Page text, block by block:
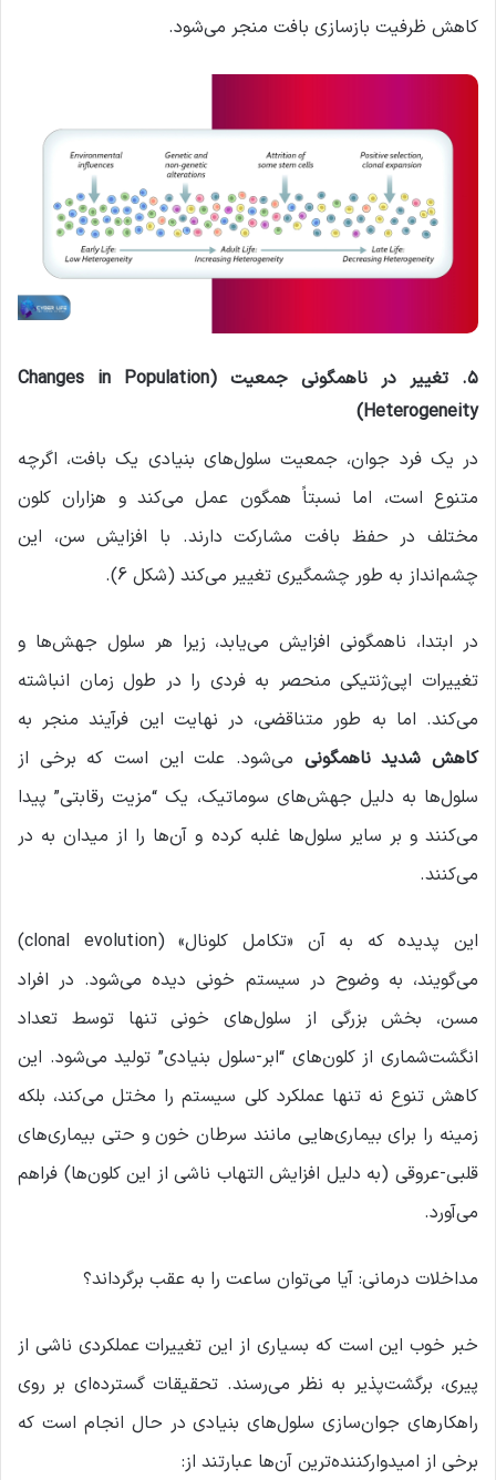
کاهش ظرفیت بازسازی بافت منجر می‌شود.
۵. تغییر در ناهمگونی جمعیت (Changes in Population
Heterogeneity)
در یک فرد جوان، جمعیت سلول‌های بنیادی یک بافت، اگرچه
متنوع است، اما نسبتاً همگون عمل می‌کند و هزاران کلون
مختلف در حفظ بافت مشارکت دارند. با افزایش سن، این
چشم‌انداز به طور چشمگیری تغییر می‌کند (شکل 6).
در ابتدا، ناهمگونی افزایش می‌یابد، زیرا هر سلول جهش‌ها و
تغییرات اپی‌ژنتیکی منحصر به فردی را در طول زمان انباشته
می‌کند. اما به طور متناقضی، در نهایت این فرآیند منجر به
کاهش شدید ناهمگونی می‌شود. علت این است که برخی از
سلول‌ها به دلیل جهش‌های سوماتیک، یک “مزیت رقابتی” پیدا
می‌کنند و بر سایر سلول‌ها غلبه کرده و آن‌ها را از میدان به در
می‌کنند.
این پدیده که به آن «تکامل کلونال» (clonal evolution)
می‌گویند، به وضوح در سیستم خونی دیده می‌شود. در افراد
مسن، بخش بزرگی از سلول‌های خونی تنها توسط تعداد
انگشت‌شماری از کلون‌های “ابر-سلول بنیادی” تولید می‌شود. این
کاهش تنوع نه تنها عملکرد کلی سیستم را مختل می‌کند، بلکه
زمینه را برای بیماری‌هایی مانند سرطان خون و حتی بیماری‌های
قلبی-عروقی (به دلیل افزایش التهاب ناشی از این کلون‌ها) فراهم
می‌آورد.
مداخلات درمانی: آیا می‌توان ساعت را به عقب برگرداند؟
خبر خوب این است که بسیاری از این تغییرات عملکردی ناشی از
پیری، برگشت‌پذیر به نظر می‌رسند. تحقیقات گسترده‌ای بر روی
راهکارهای جوان‌سازی سلول‌های بنیادی در حال انجام است که
برخی از امیدوارکننده‌ترین آن‌ها عبارتند از: